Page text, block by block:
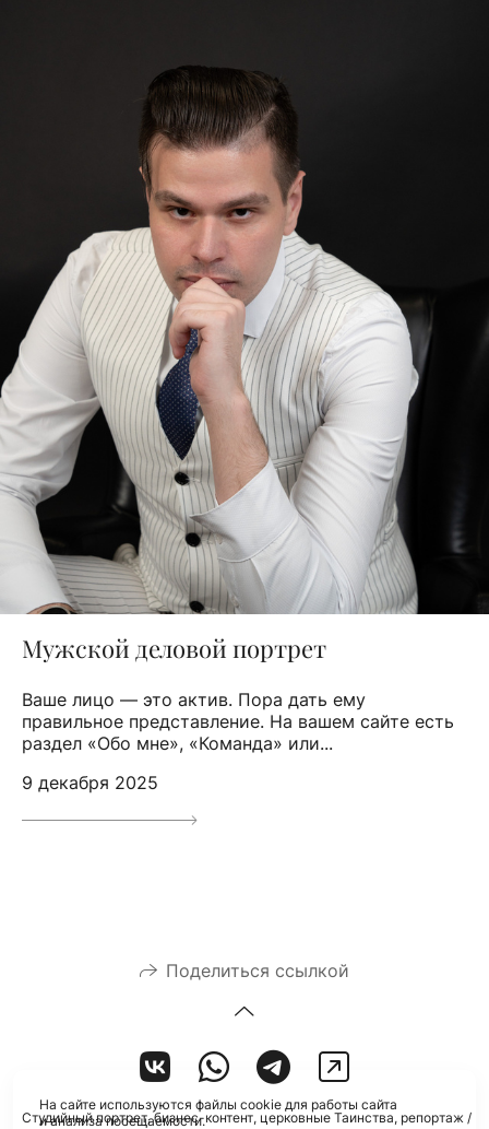
Мужской деловой портрет
Ваше лицо — это актив. Пора дать ему
правильное представление. На вашем сайте есть
раздел «Обо мне», «Команда» или...
9 декабря 2025
Поделиться ссылкой
Студийный портрет, бизнес-контент, церковные Таинства, репортаж /
На сайте используются файлы cookie для работы сайта
и анализа посещаемости.